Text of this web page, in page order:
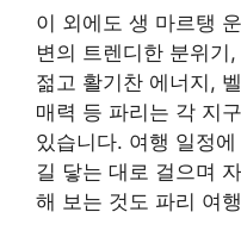
이 외에도 생 마르탱
변의 트렌디한 분위
젊고 활기찬 에너지,
매력 등 파리는 각 지
있습니다. 여행 일정
길 닿는 대로 걸으며
해 보는 것도 파리 여